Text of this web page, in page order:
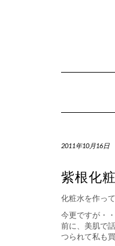
2011年10月16日
紫根化
化粧水を作っ
今更ですが・
前に、美肌で
つられて私も